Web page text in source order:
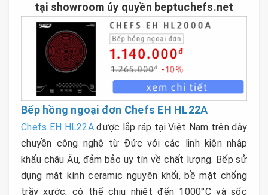
tại showroom ủy quyền beptuchefs.net
Bếp hồng ngoại đơn Chefs EH HL22A
Chefs EH HL22Ađược lắp ráp tại Việt Nam trên dây
chuyền công nghệ từ Đức với các linh kiện nhập
khẩu châu Âu, đảm bảo uy tín về chất lượng. Bếp sử
dụng mặt kính ceramic nguyên khối, bề mặt chống
trầy xước, có thể chịu nhiệt đến 1000°C và sốc